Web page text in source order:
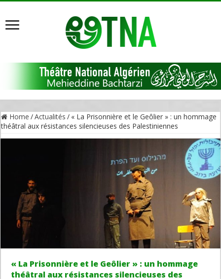
Home /Actualités / « La Prisonnière et le Geôlier » : un hommage
théâtral aux résistances silencieuses des Palestiniennes
« La Prisonnière et le Geôlier » : un hommage
théâtral aux résistances silencieuses des